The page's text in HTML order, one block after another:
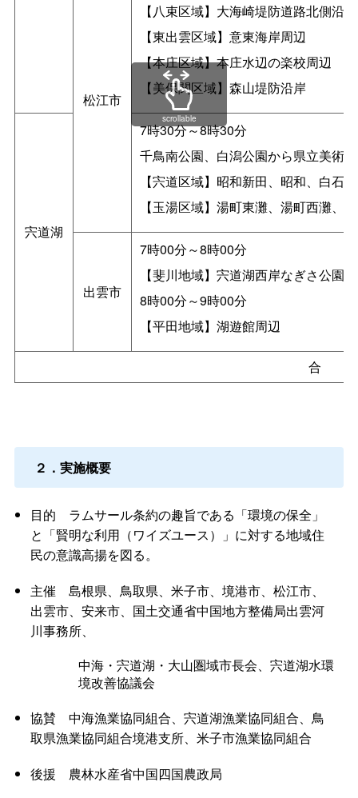
松江市
【八束区域】大海崎堤防道路北側沿
【東出雲区域】意東海岸周辺
【本庄区域】本庄水辺の楽校周辺
【美保関区域】森山堤防沿岸
宍道湖
7時30分～8時30分
千鳥南公園、白潟公園から県立美術
【宍道区域】昭和新田、昭和、白石
【玉湯区域】湯町東灘、湯町西灘、
出雲市
7時00分～8時00分
【斐川地域】宍道湖西岸なぎさ公園
8時00分～9時00分
【平田地域】湖遊館周辺
合
scrollable
２．実施概要
目的 ラムサール条約の趣旨である「環境の保全」
と「賢明な利用（ワイズユース）」に対する地域住
民の意識高揚を図る。
主催 島根県、鳥取県、米子市、境港市、松江市、
出雲市、安来市、国土交通省中国地方整備局出雲河
川事務所、
中海・宍道湖・大山圏域市長会、宍道湖水環
境改善協議会
協賛 中海漁業協同組合、宍道湖漁業協同組合、鳥
取県漁業協同組合境港支所、米子市漁業協同組合
後援 農林水産省中国四国農政局